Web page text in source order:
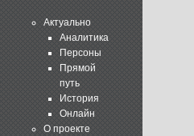
Актуально
Аналитика
Персоны
Прямой
путь
История
Онлайн
О проекте